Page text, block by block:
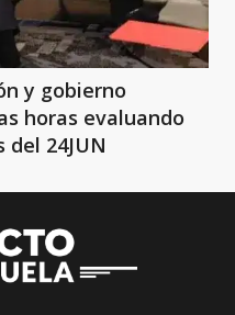
y gobierno
horas evaluando
24JUN